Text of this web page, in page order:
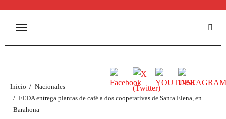
Inicio
Nacionales
FEDA entrega plantas de café a dos cooperativas de Santa Elena, en
Barahona